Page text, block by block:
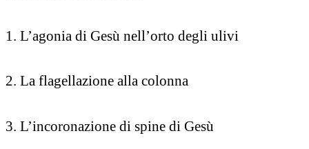
1. L’agonia di Gesù nell’orto degli ulivi
2. La flagellazione alla colonna
3. L’incoronazione di spine di Gesù